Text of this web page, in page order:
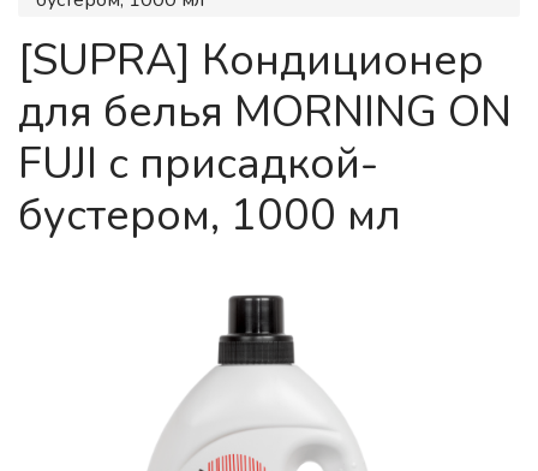
[SUPRA] Кондиционер
для белья MORNING ON
FUJI с присадкой-
бустером, 1000 мл